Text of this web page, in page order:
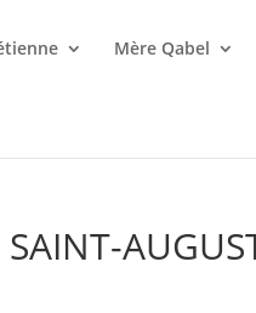
Mère Qabel